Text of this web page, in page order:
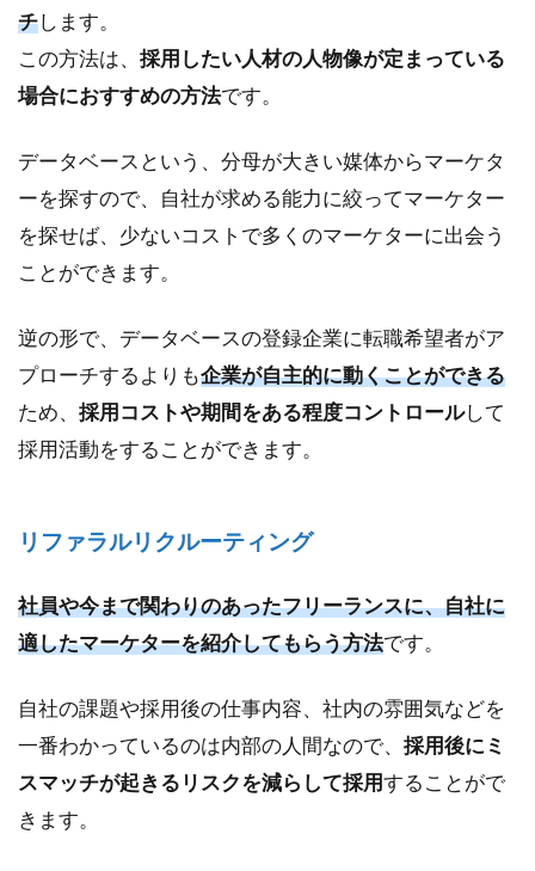
に
覚
悟
し
べ
き
コ
ス
5
ど
に
コ
か
る
べ
き
を
誤
ら
な
よ
チします。
この方法は、 採用したい人材の人物像が定まっている
場合におすすめの方法です。
データベースという、分母が大きい媒体からマーケタ
ーを探すので、自社が求める能力に絞ってマーケター
を探せば、少ないコストで多くのマーケターに出会う
ことができます。
逆の形で、データベースの登録企業に転職希望者がア
プローチするよりも企業が自主的に動くことができる
ため、 採用コストや期間をある程度コントロールして
採用活動をすることができます。
リファラルリクルーティング
社員や今まで関わりのあったフリーランスに、自社に
適したマーケターを紹介してもらう方法です。
自社の課題や採用後の仕事内容、社内の雰囲気などを
一番わかっているのは内部の人間なので、 採用後にミ
スマッチが起きるリスクを減らして採用することがで
きます。